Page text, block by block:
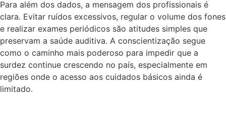
Para além dos dados, a mensagem dos profissionais é
clara. Evitar ruídos excessivos, regular o volume dos fones
e realizar exames periódicos são atitudes simples que
preservam a saúde auditiva. A conscientização segue
como o caminho mais poderoso para impedir que a
surdez continue crescendo no país, especialmente em
regiões onde o acesso aos cuidados básicos ainda é
limitado.